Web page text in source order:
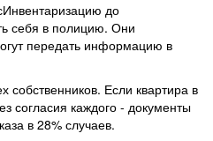
до
себя в полицию. Они
передать информацию в
собственников. Если квартира в
согласия каждого - документы
в 28% случаев.